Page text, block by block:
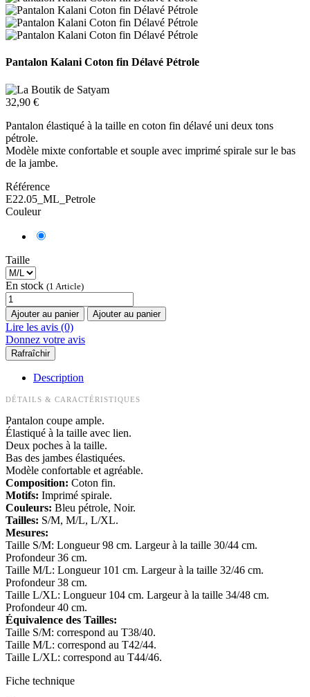
Pantalon Kalani Coton fin Délavé Pétrole
32,90 €
Pantalon élastiqué à la taille en coton fin délavé uni deux tons
pétrole.
Modèle mixte confortable et souple avec imprimé spirale sur le bas
de la jambe.
Référence
E22.05_ML_Petrole
Couleur
Taille
En stock (1 Article)
Ajouter au panier Ajouter au panier
Lire les avis (0)
Donnez votre avis
Description
DÉTAILS & CARACTÉRISTIQUES
Pantalon coupe ample.
Élastiqué à la taille avec lien.
Deux poches à la taille.
Bas des jambes élastiquées.
Modèle confortable et agréable.
Composition: Coton fin.
Motifs: Imprimé spirale.
Couleurs: Bleu pétrole, Noir.
Tailles: S/M, M/L, L/XL.
Mesures:
Taille S/M: Longueur 98 cm. Largeur à la taille 30/44 cm.
Profondeur 36 cm.
Taille M/L: Longueur 101 cm. Largeur à la taille 32/46 cm.
Profondeur 38 cm.
Taille L/XL: Longueur 104 cm. Largeur à la taille 34/48 cm.
Profondeur 40 cm.
Équivalence des Tailles:
Taille S/M: correspond au T38/40.
Taille M/L: correspond au T42/44.
Taille L/XL: correspond au T44/46.
Fiche technique